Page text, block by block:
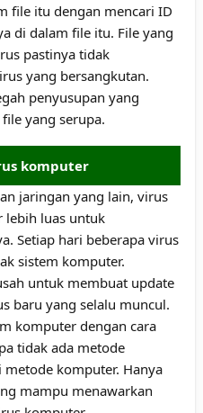
file itu dengan mencari ID
di dalam file itu. File yang
pastinya tidak
yang bersangkutan.
penyusupan yang
yang serupa.
komputer
jaringan yang lain, virus
lebih luas untuk
Setiap hari beberapa virus
sistem komputer.
untuk membuat update
baru yang selalu muncul.
komputer dengan cara
tidak ada metode
komputer. Hanya
mampu menawarkan